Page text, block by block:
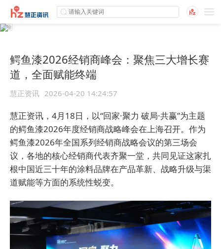
鳄鱼漆2026经销商峰会：聚焦三大增长赛
道，全面赋能终端
慧正资讯 2026-04-20 14:24:57
慧正资讯，4月18日，以“回家·聚力 破局·共赢”为主题
的鳄鱼漆2026年度经销商战略峰会在上海召开。作为
鳄鱼漆2026年全国系列经销商战略会议的第三场会
议，各地的核心经销商代表齐聚一堂，共同见证这家扎
根中国近三十年的涂料品牌在产品革新、战略升级与渠
道赋能等方面的系统性蜕变。